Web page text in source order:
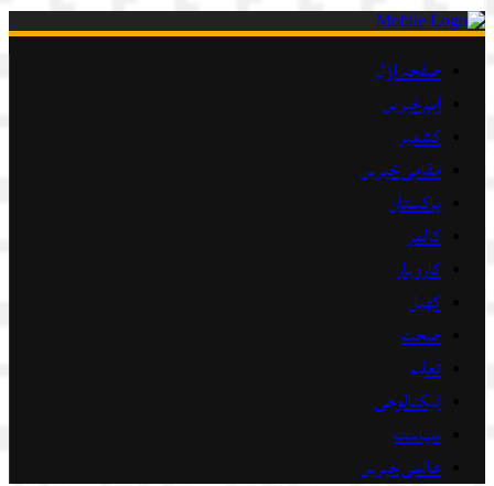
صفحہ اوّل
اہم خبریں
کشمیر
مقامی خبریں
پاکستان
کالمز
کاروبار
کھیل
صحت
تعلیم
ٹیکنالوجی
سیاست
عالمی خبریں